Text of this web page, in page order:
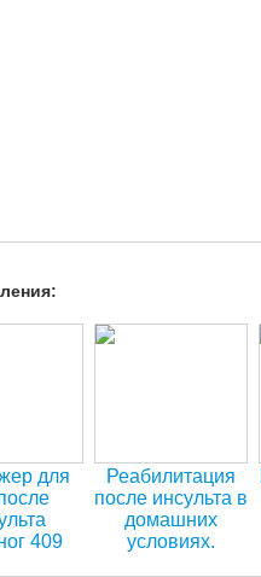
для
409
Реабилитация
после инсульта в
домашних
условиях.